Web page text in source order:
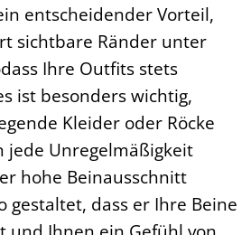
entscheidender Vorteil,
sichtbare Ränder unter
Ihre Outfits stets
ist besonders wichtig,
Kleider oder Röcke
jede Unregelmäßigkeit
hohe Beinausschnitt
gestaltet, dass er Ihre Beine